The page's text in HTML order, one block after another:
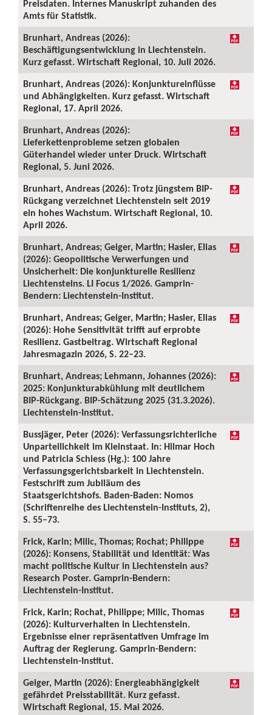
Preisdaten. Internes Manuskript zuhanden des
Amts für Statistik.
Brunhart, Andreas (2026):
Beschäftigungsentwicklung in Liechtenstein.
Kurz gefasst. Wirtschaft Regional, 10. Juli 2026.
Brunhart, Andreas (2026): Konjunktureinflüsse
und Abhängigkeiten. Kurz gefasst. Wirtschaft
Regional, 17. April 2026.
Brunhart, Andreas (2026):
Lieferkettenprobleme setzen globalen
Güterhandel wieder unter Druck. Wirtschaft
Regional, 5. Juni 2026.
Brunhart, Andreas (2026): Trotz jüngstem BIP-
Rückgang verzeichnet Liechtenstein seit 2019
ein hohes Wachstum. Wirtschaft Regional, 10.
April 2026.
Brunhart, Andreas; Geiger, Martin; Hasler, Elias
(2026): Geopolitische Verwerfungen und
Unsicherheit: Die konjunkturelle Resilienz
Liechtensteins. LI Focus 1/2026. Gamprin-
Bendern: Liechtenstein-Institut.
Brunhart, Andreas; Geiger, Martin; Hasler, Elias
(2026): Hohe Sensitivität trifft auf erprobte
Resilienz. Gastbeitrag. Wirtschaft Regional
Jahresmagazin 2026, S. 22–23.
Brunhart, Andreas; Lehmann, Johannes (2026):
2025: Konjunkturabkühlung mit deutlichem
BIP-Rückgang. BIP-Schätzung 2025 (31.3.2026).
Liechtenstein-Institut.
Bussjäger, Peter (2026): Verfassungsrichterliche
Unparteilichkeit im Kleinstaat. In: Hilmar Hoch
und Patricia Schiess (Hg.): 100 Jahre
Verfassungsgerichtsbarkeit in Liechtenstein.
Festschrift zum Jubiläum des
Staatsgerichtshofs. Baden-Baden: Nomos
(Schriftenreihe des Liechtenstein-Instituts, 2),
S. 55–73.
Frick, Karin; Milic, Thomas; Rochat; Philippe
(2026): Konsens, Stabilität und Identität: Was
macht politische Kultur in Liechtenstein aus?
Research Poster. Gamprin-Bendern:
Liechtenstein-Institut.
Frick, Karin; Rochat, Philippe; Milic, Thomas
(2026): Kulturverhalten in Liechtenstein.
Ergebnisse einer repräsentativen Umfrage im
Auftrag der Regierung. Gamprin-Bendern:
Liechtenstein-Institut.
Geiger, Martin (2026): Energieabhängigkeit
gefährdet Preisstabilität. Kurz gefasst.
Wirtschaft Regional, 15. Mai 2026.